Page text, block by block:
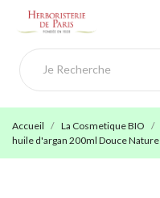
Accueil La Cosmetique BIO
huile d'argan 200ml Douce Nature